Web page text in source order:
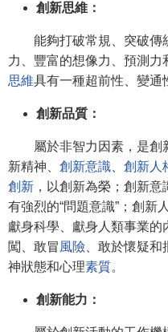
創新思維：
能夠打破常規、突破傳
力、豐富的想像力、預測力
思維具有一種超前性、變通
創新品質：
屬於非智力因素，是創
新精神、 創新意識 創新人
創新 ，以創新為榮；創新
有強烈的“問題意識”；創新
獻身科學、獻身人類事業
闖、敢冒 風險 、敢於懷疑
神狀態和心理素質。
創新能力：